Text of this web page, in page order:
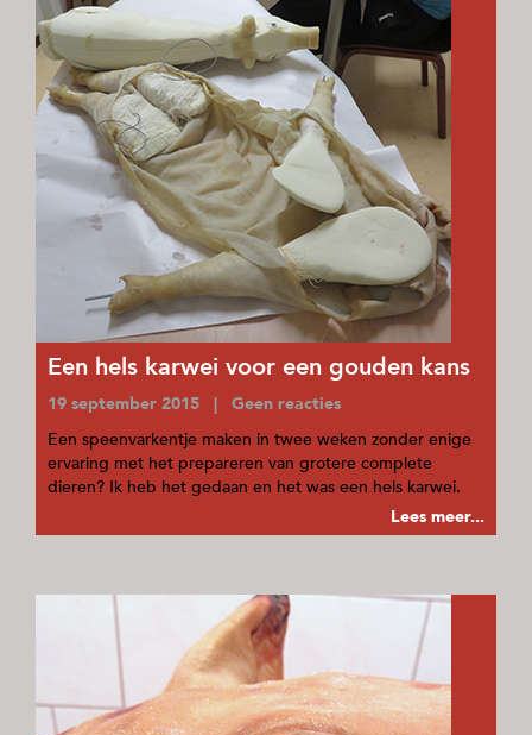
Een hels karwei voor een gouden kans
19 september 2015 | Geen reacties
Een speenvarkentje maken in twee weken zonder enige
ervaring met het prepareren van grotere complete
dieren? Ik heb het gedaan en het was een hels karwei.
Lees meer...